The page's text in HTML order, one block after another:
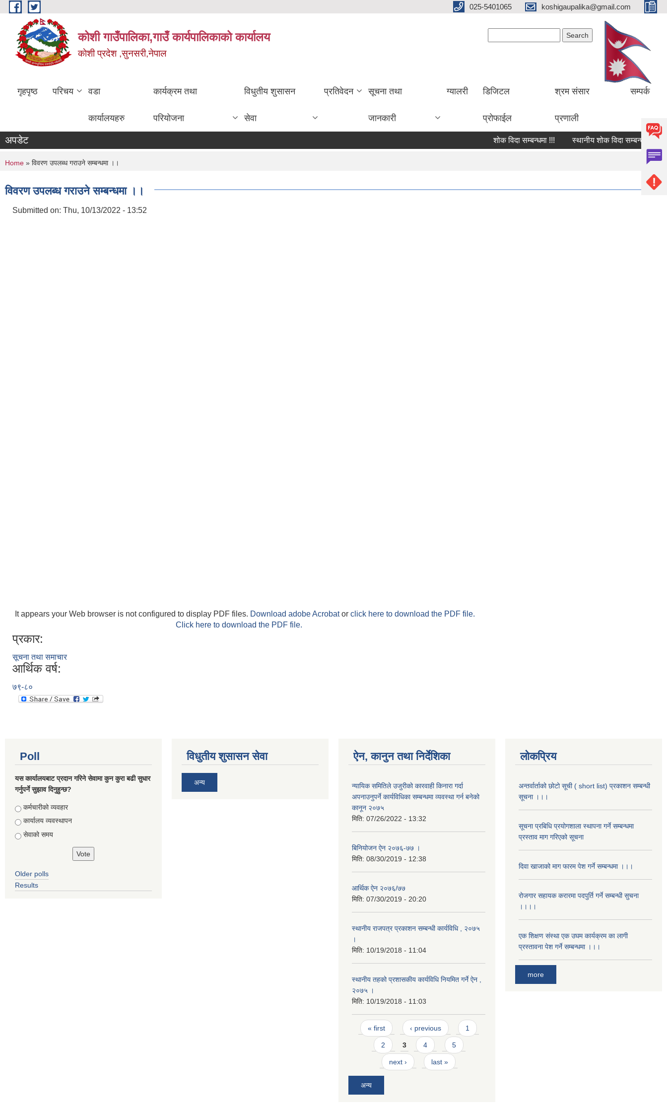
Skip to main content 025-5401065 koshigaupalika@gmail.com
कोशी गाउँपालिका,गाउँ कार्यपालिकाको कार्यालय
काेशी प्रदेश ,सुनसरी,नेपाल
गृहपृष्ठ परिचय वडा
कार्यालयहरु
कार्यक्रम तथा
परियोजना
विधुतीय शुसासन
सेवा
प्रतिवेदन सूचना तथा
जानकारी
ग्यालरी डिजिटल
प्रोफाईल
श्रम संसार
प्रणाली
सम्पर्क
अपडेट शोक विदा सम्बन्धमा !!! स्थानीय शोक विदा सम्बन्धमा !!!
You are here
Home » विवरण उपलब्ध गराउने सम्बन्धमा ।।
विवरण उपलब्ध गराउने सम्बन्धमा ।।
Submitted on: Thu, 10/13/2022 - 13:52
It appears your Web browser is not configured to display PDF files. Download adobe Acrobator click here to download the PDF file.
Click here to download the PDF file.
प्रकार:
सूचना तथा समाचार
आर्थिक वर्ष:
७९-८०
Poll
यस कार्यालयबाट प्रदान गरिने सेवामा कुन कुरा बढी सुधार
गर्नुपर्ने सुझाव दिनुहुन्छ?
Choices
कर्मचारीको व्यवहार
कार्यालय व्यवस्थापन
सेवाको समय
Older polls
Results
विधुतीय शुसासन सेवा
अन्य
ऐन, कानुन तथा निर्देशिका
न्यायिक समितिले उजुरीको कारवाही किनारा गर्दा
अपनाउनुपर्ने कार्यविधिका सम्बन्धमा व्यवस्था गर्न बनेको
कानून २०७५
मिति: 07/26/2022 - 13:32
बिनियोजन ऐन २०७६-७७ ।
मिति: 08/30/2019 - 12:38
आर्थिक ऐन २०७६/७७
मिति: 07/30/2019 - 20:20
स्थानीय राजपत्र प्रकाशन सम्बन्धी कार्यविधि , २०७५
।
मिति: 10/19/2018 - 11:04
स्थानीय तहको प्रशासकीय कार्यविधि नियमित गर्ने ऐन ,
२०७५ ।
मिति: 10/19/2018 - 11:03
Pages
« first ‹ previous 1
2 3 4 5
next › last »
अन्य
लोकप्रिय
अन्तर्वार्ताको छोटो सूची ( short list) प्रकाशन सम्बन्धी
सूचना ।।।
सूचना प्रबिधि प्रयोगशाला स्थापना गर्ने सम्बन्धमा
प्रस्ताव माग गरिएको सूचना
दिवा खाजाको माग फारम पेश गर्ने सम्बन्धमा ।।।
रोजगार सहायक करारमा पदपुर्ति गर्ने सम्बन्धी सुचना
।।।।
एक शिक्षण संस्था एक उघम कार्यक्रम का लागी
प्रस्तावना पेश गर्ने सम्बन्धमा ।।।
more